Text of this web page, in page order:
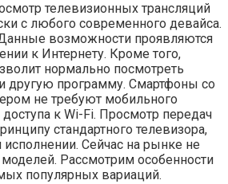
телевизионных трансляций
с любого современного девайса.
возможности проявляются
к Интернету. Кроме того,
нормально посмотреть
другую программу. Смартфоны со
не требуют мобильного
доступа к Wi-Fi. Просмотр передач
стандартного телевизора,
Сейчас на рынке не
Рассмотрим особенности
популярных вариаций.